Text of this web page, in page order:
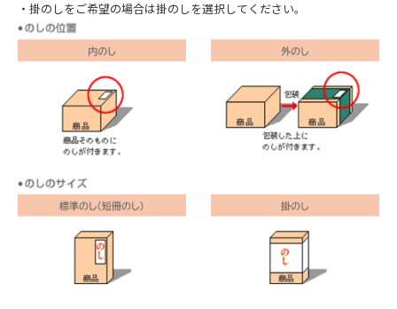
・掛のしをご希望の場合は掛のしを選択してください。